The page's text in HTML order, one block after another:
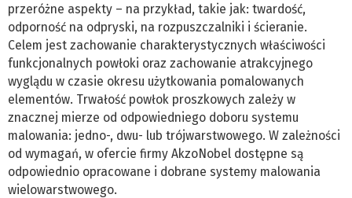
przeróżne aspekty – na przykład, takie jak: twardość,
odporność na odpryski, na rozpuszczalniki i ścieranie.
Celem jest zachowanie charakterystycznych właściwości
funkcjonalnych powłoki oraz zachowanie atrakcyjnego
wyglądu w czasie okresu użytkowania pomalowanych
elementów. Trwałość powłok proszkowych zależy w
znacznej mierze od odpowiedniego doboru systemu
malowania: jedno-, dwu- lub trójwarstwowego. W zależności
od wymagań, w ofercie firmy AkzoNobel dostępne są
odpowiednio opracowane i dobrane systemy malowania
wielowarstwowego.